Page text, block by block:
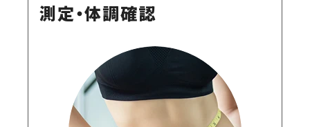
測定・体調確認